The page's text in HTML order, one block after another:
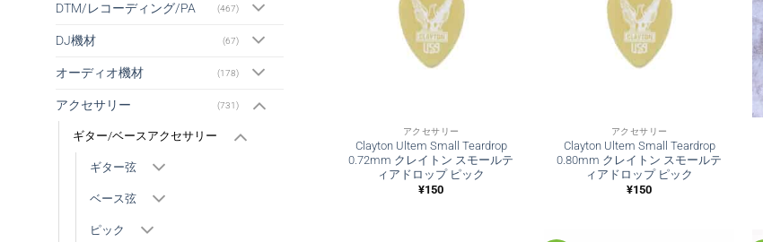
DTM/レコーディング/PA (467)
DJ機材 (67)
オーディオ機材 (178)
アクセサリー (731)
ギター/ベースアクセサリー
ギター弦
ベース弦
ピック
アクセサリー
Clayton Ultem Small Teardrop
0.72mm クレイトン スモールテ
ィアドロップ ピック
¥150
アクセサリー
Clayton Ultem Small Teardrop
0.80mm クレイトン スモールテ
ィアドロップ ピック
¥150